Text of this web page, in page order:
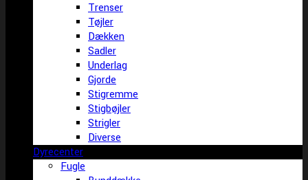
Trenser
Tøjler
Dækken
Sadler
Underlag
Gjorde
Stigremme
Stigbøjler
Strigler
Diverse
Dyrecenter
Fugle